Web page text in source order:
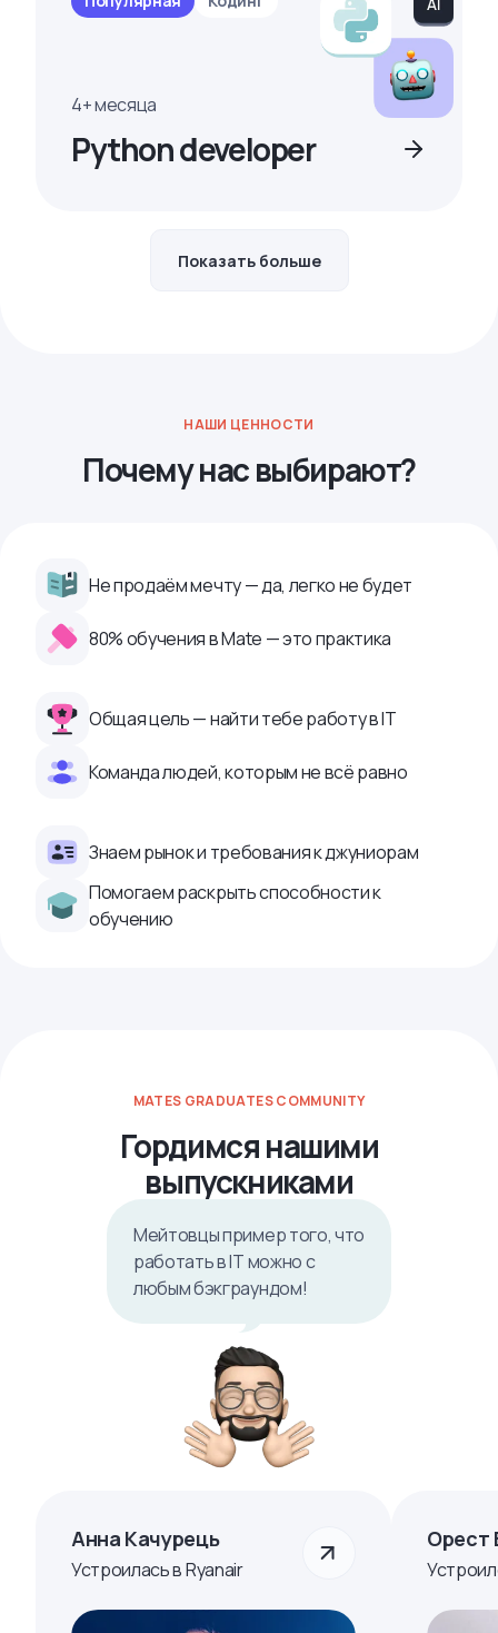
4+ месяца
Python developer
Показать больше
НАШИ ЦЕННОСТИ
Почему нас выбирают?
Не продаём мечту — да, легко не будет
80% обучения в Mate — это практика
Общая цель — найти тебе работу в IТ
Команда людей, которым не всё равно
Знаем рынок и требования к джуниорам
Помогаем раскрыть способности к
обучению
MATES GRADUATES COMMUNITY
Гордимся нашими
выпускниками
Мейтовцы пример того, что
работать в IТ можно с
любым бэкграундом!
Анна Качурець
Устроилась в Ryanair
Орест